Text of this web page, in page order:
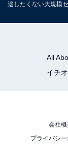
楽天
逃したくない大規模
All
イチ
会社概
プライバシ